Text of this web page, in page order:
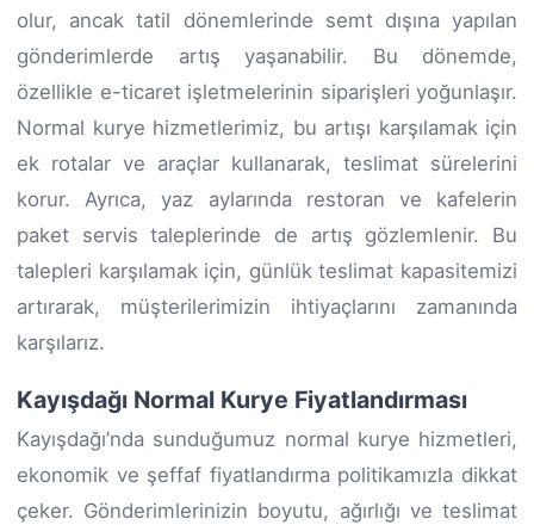
olur, ancak tatil dönemlerinde semt dışına yapılan
gönderimlerde artış yaşanabilir. Bu dönemde,
özellikle e-ticaret işletmelerinin siparişleri yoğunlaşır.
Normal kurye hizmetlerimiz, bu artışı karşılamak için
ek rotalar ve araçlar kullanarak, teslimat sürelerini
korur. Ayrıca, yaz aylarında restoran ve kafelerin
paket servis taleplerinde de artış gözlemlenir. Bu
talepleri karşılamak için, günlük teslimat kapasitemizi
artırarak, müşterilerimizin ihtiyaçlarını zamanında
karşılarız.
Kayışdağı Normal Kurye Fiyatlandırması
Kayışdağı’nda sunduğumuz normal kurye hizmetleri,
ekonomik ve şeffaf fiyatlandırma politikamızla dikkat
çeker. Gönderimlerinizin boyutu, ağırlığı ve teslimat